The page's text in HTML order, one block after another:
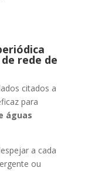
rede de
citados a
para
águas
a cada
ou